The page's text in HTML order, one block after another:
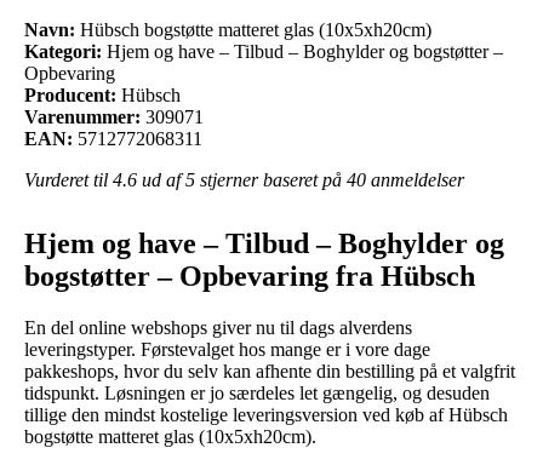
Navn: Hübsch bogstøtte matteret glas (10x5xh20cm)
Kategori: Hjem og have – Tilbud – Boghylder og bogstøtter –
Opbevaring
Producent: Hübsch
Varenummer: 309071
EAN: 5712772068311
Vurderet til 4.6 ud af 5 stjerner baseret på 40 anmeldelser
Hjem og have – Tilbud – Boghylder og
bogstøtter – Opbevaring fra Hübsch
En del online webshops giver nu til dags alverdens
leveringstyper. Førstevalget hos mange er i vore dage
pakkeshops, hvor du selv kan afhente din bestilling på et valgfrit
tidspunkt. Løsningen er jo særdeles let gængelig, og desuden
tillige den mindst kostelige leveringsversion ved køb af Hübsch
bogstøtte matteret glas (10x5xh20cm).